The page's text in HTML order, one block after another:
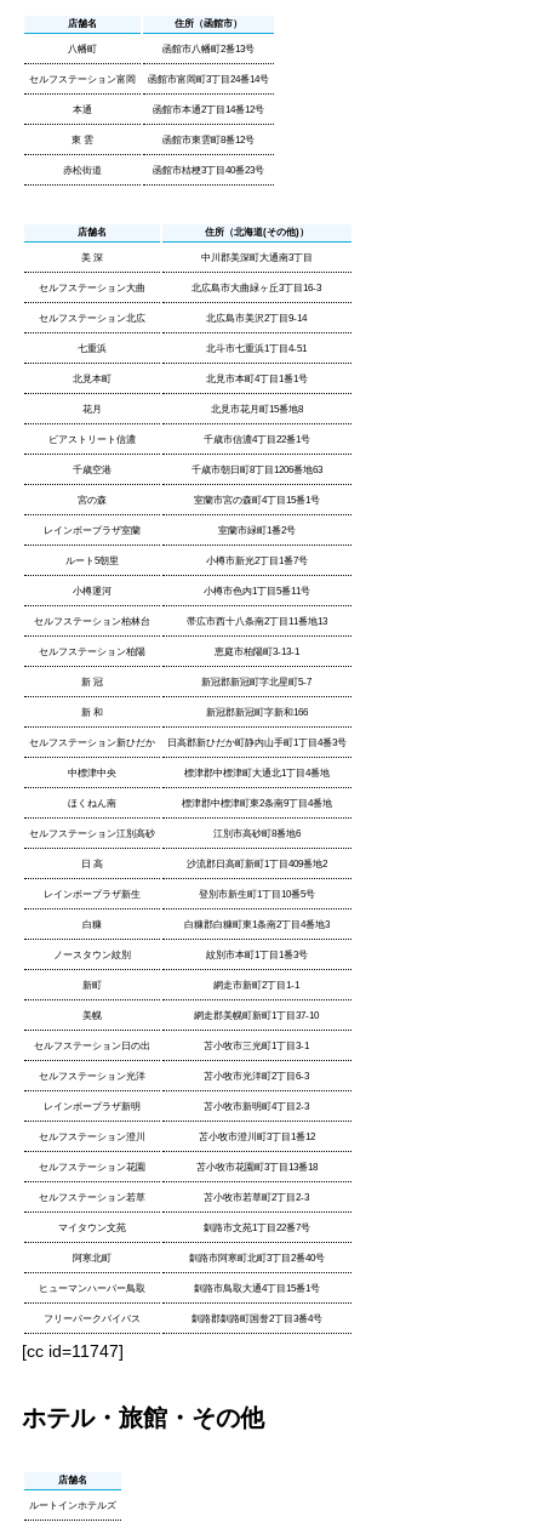
店舗名 住所（函館市）
八幡町 函館市八幡町2番13号
セルフステーション富岡 函館市富岡町3丁目24番14号
本通 函館市本通2丁目14番12号
東 雲 函館市東雲町8番12号
赤松街道 函館市桔梗3丁目40番23号
店舗名 住所（北海道(その他)）
美 深 中川郡美深町大通南3丁目
セルフステーション大曲 北広島市大曲緑ヶ丘3丁目16-3
セルフステーション北広 北広島市美沢2丁目9-14
七重浜 北斗市七重浜1丁目4-51
北見本町 北見市本町4丁目1番1号
花月 北見市花月町15番地8
ビアストリート信濃 千歳市信濃4丁目22番1号
千歳空港 千歳市朝日町8丁目1206番地63
宮の森 室蘭市宮の森町4丁目15番1号
レインボープラザ室蘭 室蘭市緑町1番2号
ルート5朝里 小樽市新光2丁目1番7号
小樽運河 小樽市色内1丁目5番11号
セルフステーション柏林台 帯広市西十八条南2丁目11番地13
セルフステーション柏陽 恵庭市柏陽町3-13-1
新 冠 新冠郡新冠町字北星町5-7
新 和 新冠郡新冠町字新和166
セルフステーション新ひだか 日高郡新ひだか町静内山手町1丁目4番3号
中標津中央 標津郡中標津町大通北1丁目4番地
ほくねん南 標津郡中標津町東2条南9丁目4番地
セルフステーション江別高砂 江別市高砂町8番地6
日 高 沙流郡日高町新町1丁目409番地2
レインボープラザ新生 登別市新生町1丁目10番5号
白糠 白糠郡白糠町東1条南2丁目4番地3
ノースタウン紋別 紋別市本町1丁目1番3号
新町 網走市新町2丁目1-1
美幌 網走郡美幌町新町1丁目37-10
セルフステーション日の出 苫小牧市三光町1丁目3-1
セルフステーション光洋 苫小牧市光洋町2丁目6-3
レインボープラザ新明 苫小牧市新明町4丁目2-3
セルフステーション澄川 苫小牧市澄川町3丁目1番12
セルフステーション花園 苫小牧市花園町3丁目13番18
セルフステーション若草 苫小牧市若草町2丁目2-3
マイタウン文苑 釧路市文苑1丁目22番7号
阿寒北町 釧路市阿寒町北町3丁目2番40号
ヒューマンハーバー鳥取 釧路市鳥取大通4丁目15番1号
フリーパークバイパス 釧路郡釧路町国誉2丁目3番4号
[cc id=11747]
ホテル・旅館・その他
店舗名
ルートインホテルズ